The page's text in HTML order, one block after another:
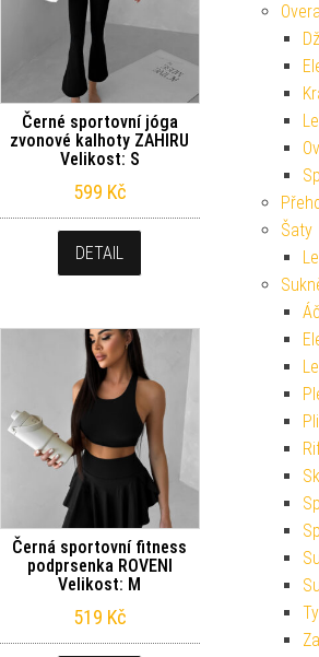
Černé sportovní jóga
zvonové kalhoty ZAHIRU
Velikost: S
599 Kč
DETAIL
Černá sportovní fitness
podprsenka ROVENI
Velikost: M
519 Kč
Šaty